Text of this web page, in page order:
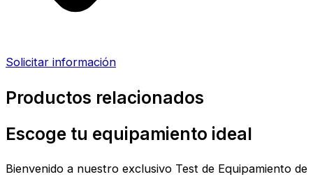
Solicitar información
Productos relacionados
Escoge tu equipamiento ideal
Bienvenido a nuestro exclusivo Test de Equipamiento de